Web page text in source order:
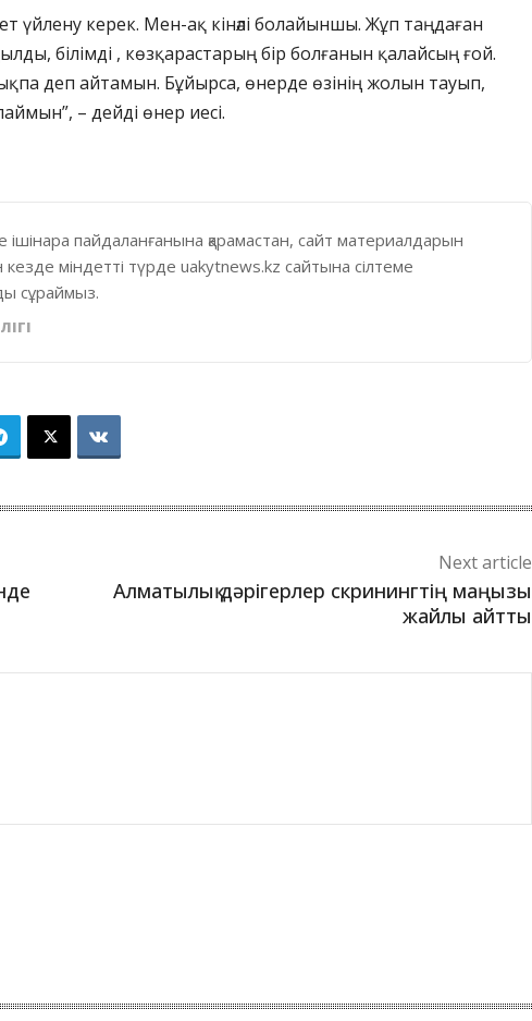
үйлену керек. Мен-ақ кінәлі болайыншы. Жұп таңдаған
білімді , көзқарастарың бір болғанын қалайсың ғой.
деп айтамын. Бұйырса, өнерде өзінің жолын тауып,
– дейді өнер иесі.
ішінара пайдаланғанына қарамастан, сайт материалдарын
кезде міндетті түрде uakytnews.kz сайтына сілтеме
сұраймыз.
Next article
Алматылық дәрігерлер скринингтің маңызы
жайлы айтты